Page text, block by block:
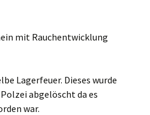
mit Rauchentwicklung
Lagerfeuer. Dieses wurde
abgelöscht da es
war.